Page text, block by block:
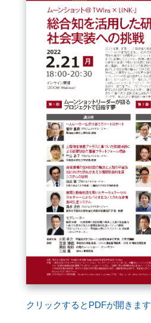
閉じる
クリックするとPDFが開きます